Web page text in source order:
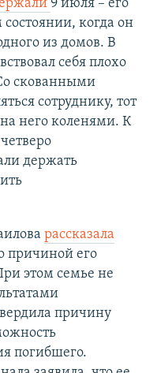
9 июля – его
когда он
из домов. В
себя плохо
скованными
сотруднику, тот
него коленями. К
держать
рассказала
причиной его
этом семье не
причину
погибшего.